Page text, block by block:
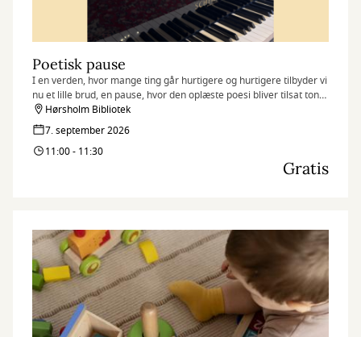
Poetisk pause
I en verden, hvor mange ting går hurtigere og hurtigere tilbyder vi
nu et lille brud, en pause, hvor den oplæste poesi bliver tilsat toner
fra flyglet.
Hørsholm Bibliotek
7. september 2026
11:00 - 11:30
Gratis